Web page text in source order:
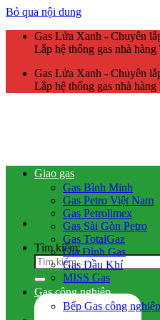
Bỏ qua nội dung
Gas Lửa Xanh - Chuyên
Lắp hệ thống gas nhà
Gas Lửa Xanh - Chuyên
Lắp hệ thống gas nhà
Tìm kiếm:
Giao gas
Gas Bình Minh
Gas Petro Việt Nam
Gas Petrolimex
Gas Sài Gòn Petro
Gas TotalGaz
Gia Đình Gas
Gas Dầu Khí
MISS Gas
Gas công nghiệp
Bếp Gas công nghiệp